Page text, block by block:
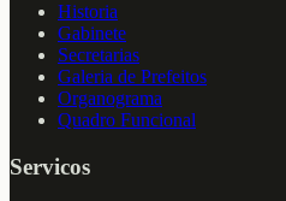
Historia
Gabinete
Secretarias
Galeria de Prefeitos
Organograma
Quadro Funcional
Servicos